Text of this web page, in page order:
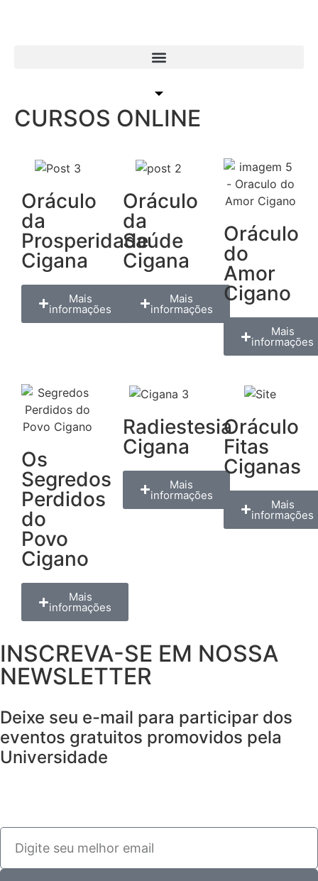
CURSOS ONLINE
Oráculo
da
Prosperidade
Cigana
Mais
informações
Oráculo
da
Saúde
Cigana
Mais
informações
Oráculo
do
Amor
Cigano
Mais
informações
Os
Segredos
Perdidos
do
Povo
Cigano
Mais
informações
Radiestesia
Cigana
Mais
informações
Oráculo
Fitas
Ciganas
Mais
informações
INSCREVA-SE EM NOSSA
NEWSLETTER
Deixe seu e-mail para participar dos
eventos gratuitos promovidos pela
Universidade